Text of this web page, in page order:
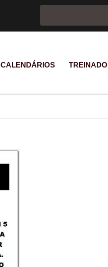
Formulário de
CALENDÁRIOS